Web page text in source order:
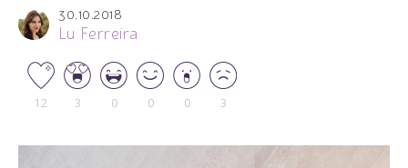
30.10.2018
Lu Ferreira
12 3 0 0 0 3